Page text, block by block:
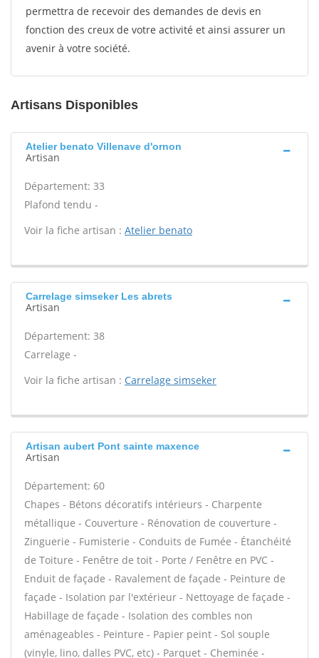
permettra de recevoir des demandes de devis en
fonction des creux de votre activité et ainsi assurer un
avenir à votre société.
Artisans Disponibles
Atelier benato Villenave d'ornon
Artisan
Département: 33
Plafond tendu -
Voir la fiche artisan : Atelier benato
Carrelage simseker Les abrets
Artisan
Département: 38
Carrelage -
Voir la fiche artisan : Carrelage simseker
Artisan aubert Pont sainte maxence
Artisan
Département: 60
Chapes - Bétons décoratifs intérieurs - Charpente
métallique - Couverture - Rénovation de couverture -
Zinguerie - Fumisterie - Conduits de Fumée - Étanchéité
de Toiture - Fenêtre de toit - Porte / Fenêtre en PVC -
Enduit de façade - Ravalement de façade - Peinture de
façade - Isolation par l'extérieur - Nettoyage de façade -
Habillage de façade - Isolation des combles non
aménageables - Peinture - Papier peint - Sol souple
(vinyle, lino, dalles PVC, etc) - Parquet - Cheminée -